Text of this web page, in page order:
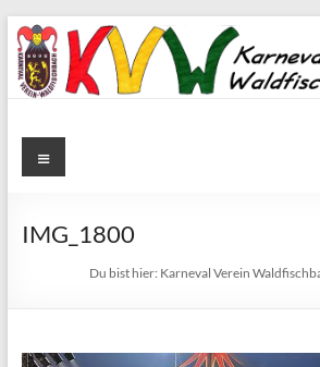
Zum
Inhalt
springen
Karneval
Waldfischbach
1954
Karneval
Menü
IMG_1800
Du bist hier: Karneval Verein